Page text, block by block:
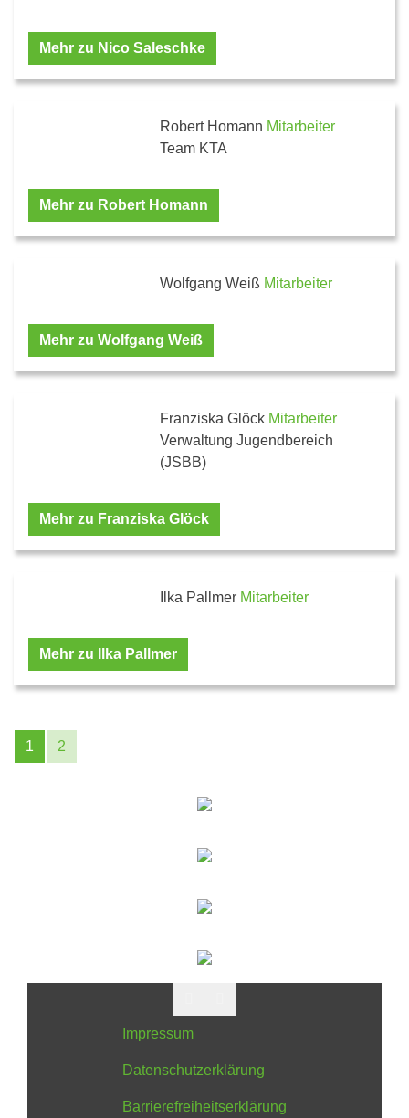
Mehr zu Nico Saleschke
Robert Homann Mitarbeiter
Team KTA
Mehr zu Robert Homann
Wolfgang Weiß Mitarbeiter
Mehr zu Wolfgang Weiß
Franziska Glöck Mitarbeiter
Verwaltung Jugendbereich
(JSBB)
Mehr zu Franziska Glöck
Ilka Pallmer Mitarbeiter
Mehr zu Ilka Pallmer
1 2
Impressum
Datenschutzerklärung
Barrierefreiheitserklärung